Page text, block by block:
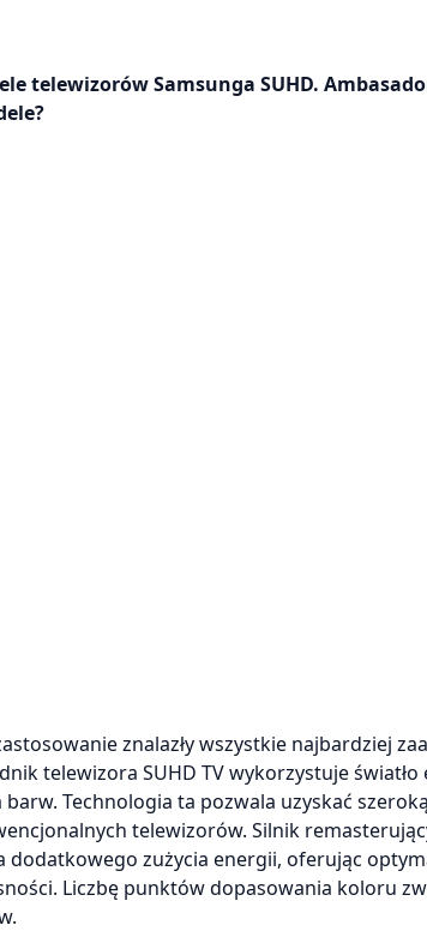
telewizorów Samsunga SUHD.
znalazły wszystkie najbardziej
telewizora SUHD TV wykorzystuje
Technologia ta pozwala uzyskać
telewizorów. Silnik
dodatkowego zużycia energii, oferując
Liczbę punktów dopasowania koloru